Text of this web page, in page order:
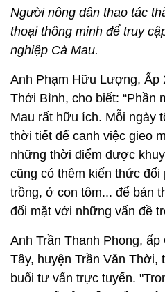
Người nông dân thao tác
thoại thông minh để truy
nghiệp Cà Mau.
Anh Phạm Hữu Lượng, Ấp
Thới Bình, cho biết: “Phần
Mau rất hữu ích. Mỗi ngày
thời tiết để canh việc gieo
những thời điểm được
cũng có thêm kiến thức
trồng, ở con tôm... để bản
đối mặt với những vấn đề
Anh Trần Thanh Phong,
Tây, huyện Trần Văn Thời,
buổi tư vấn trực tuyến.